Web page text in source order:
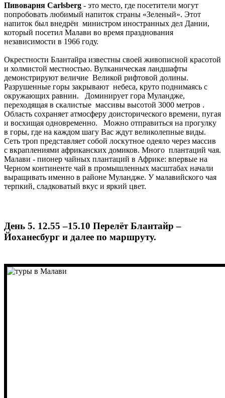
Пивоварня Carlsberg - это место, где посетители могут
попробовать любимый напиток страны «Зеленый». Этот
напиток был внедрён министром иностранных дел Дании,
который посетил Малави во время празднования
независимости в 1966 году.
Окрестности Блантайра известны своей живописной красотой
и холмистой местностью. Вулканическая ландшафты
демонстрируют величие Великой рифтовой долины.
Разрушенные горы закрывают небеса, круто поднимаясь с
окружающих равнин. Доминирует гора Муландже,
переходящая в скалистые массивы высотой 3000 метров .
Область сохраняет атмосферу доисторического времени, пугая
и восхищая одновременно. Можно отправиться на прогулку
в горы, где на каждом шагу Вас ждут великолепные виды.
Сеть троп представляет собой лоскутное одеяло через массив
с вкраплениями африканских домиков. Много плантаций чая.
Малави - пионер чайных плантаций в Африке: впервые на
Черном континенте чай в промышленных масштабах начали
выращивать именно в районе Муландже. У малавийского чая
терпкий, сладковатый вкус и яркий цвет.
День 5. 12.55 –15.10 Перелёт Блантайр –
Йоханесбург и далее по маршруту.